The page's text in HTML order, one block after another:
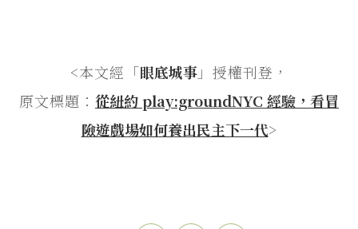
<本文經「眼底城事」授權刊登，
原文標題： 從紐約 play:groundNYC 經驗，看冒
險遊戲場如何養出民主下一代>